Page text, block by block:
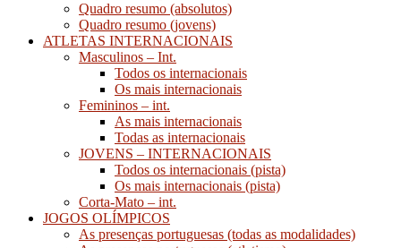
Quadro resumo (absolutos)
Quadro resumo (jovens)
ATLETAS INTERNACIONAIS
Masculinos – Int.
Todos os internacionais
Os mais internacionais
Femininos – int.
As mais internacionais
Todas as internacionais
JOVENS – INTERNACIONAIS
Todos os internacionais (pista)
Os mais internacionais (pista)
Corta-Mato – int.
JOGOS OLÍMPICOS
As presenças portuguesas (todas as modalidades)